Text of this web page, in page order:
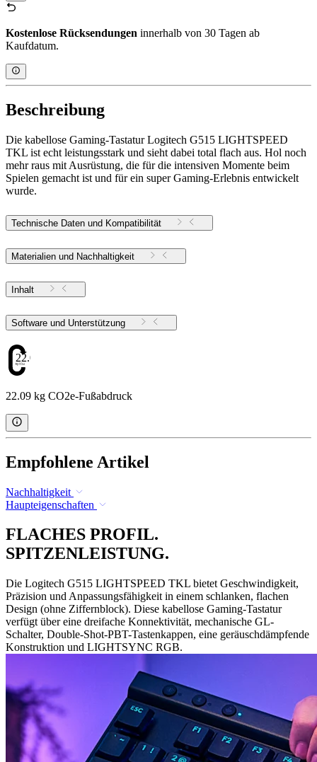
Kostenlose Rücksendungen innerhalb von 30 Tagen ab
Kaufdatum.
Beschreibung
Die kabellose Gaming-Tastatur Logitech G515 LIGHTSPEED
TKL ist echt leistungsstark und sieht dabei total flach aus. Hol noch
mehr raus mit Ausrüstung, die für die intensiven Momente beim
Spielen gemacht ist und für ein super Gaming-Erlebnis entwickelt
wurde.
Technische Daten und Kompatibilität
Materialien und Nachhaltigkeit
Inhalt
Software und Unterstützung
22.09
22.09 kg CO2e-Fußabdruck
Empfohlene Artikel
Nachhaltigkeit
Haupteigenschaften
FLACHES PROFIL.
SPITZENLEISTUNG.
Die Logitech G515 LIGHTSPEED TKL bietet Geschwindigkeit,
Präzision und Anpassungsfähigkeit in einem schlanken, flachen
Design (ohne Ziffernblock). Diese kabellose Gaming-Tastatur
verfügt über eine dreifache Konnektivität, mechanische GL-
Schalter, Double-Shot-PBT-Tastenkappen, eine geräuschdämpfende
Konstruktion und LIGHTSYNC RGB.